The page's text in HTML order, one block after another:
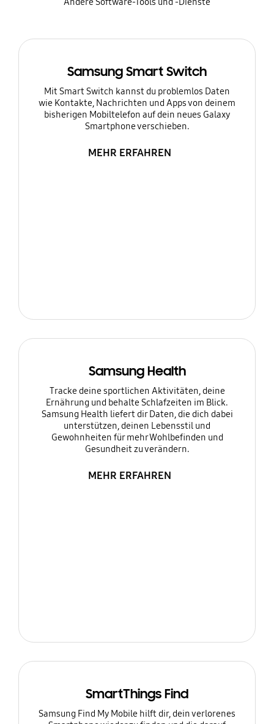
Samsung Smart Switch
Mit Smart Switch kannst du problemlos Daten
wie Kontakte, Nachrichten und Apps von deinem
bisherigen Mobiltelefon auf dein neues Galaxy
Smartphone verschieben.
MEHR ERFAHREN
Samsung Health
Tracke deine sportlichen Aktivitäten, deine
Ernährung und behalte Schlafzeiten im Blick.
Samsung Health liefert dir Daten, die dich dabei
unterstützen, deinen Lebensstil und
Gewohnheiten für mehr Wohlbefinden und
Gesundheit zu verändern.
MEHR ERFAHREN
SmartThings Find
Samsung Find My Mobile hilft dir, dein verlorenes